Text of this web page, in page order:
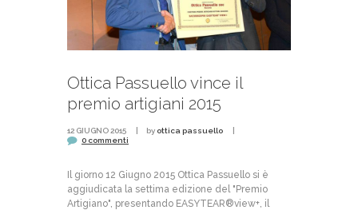
Ottica Passuello vince il
premio artigiani 2015
12 GIUGNO 2015 by ottica passuello
0 commenti
Il giorno 12 Giugno 2015 Ottica Passuello si è
aggiudicata la settima edizione del "Premio
Artigiano", presentando EASYTEAR®view+, il